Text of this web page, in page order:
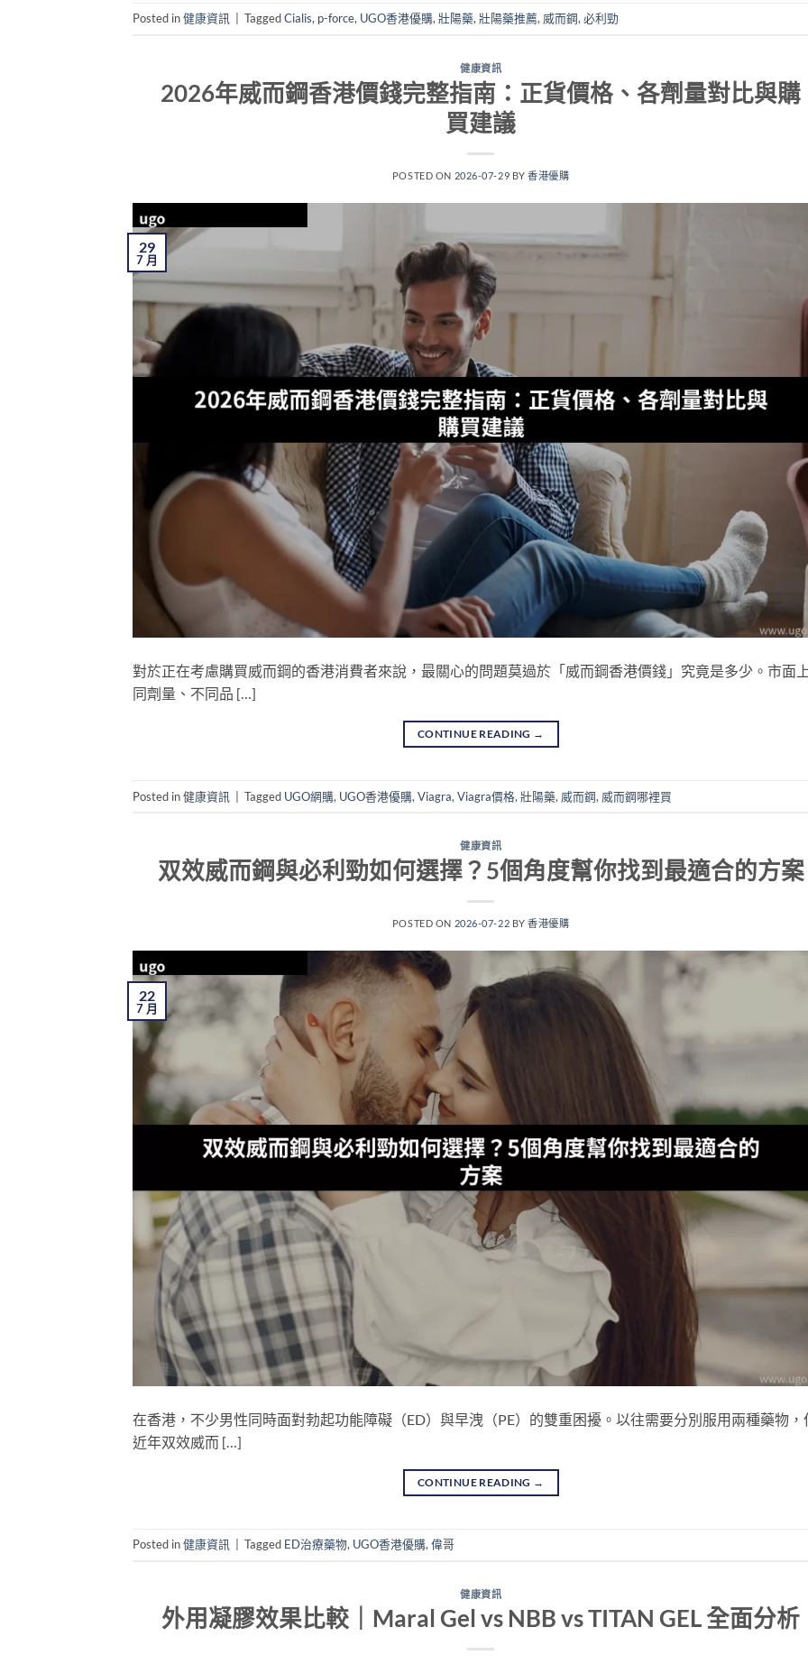
Posted in健康資訊 TaggedCialis, p-force, UGO香港優購,壯陽藥,壯陽藥推薦, 威而鋼,必利勁
健康資訊
2026年威而鋼香港價錢完整指南：正貨價格、各劑量對比與購
買建議
POSTED ON 2026-07-29 BY香港優購
29
7 月
對於正在考慮購買威而鋼的香港消費者來說，最關心的問題莫過於「威而鋼香港價錢」究竟是多少。市面
同劑量、不同品 […]
CONTINUE READING →
Posted in健康資訊 Tagged UGO網購, UGO香港優購, Viagra, Viagra價格, 壯陽藥, 威而鋼, 威而鋼哪裡買
健康資訊
双效威而鋼與必利勁如何選擇？5個角度幫你找到最適合的方案
POSTED ON 2026-07-22 BY香港優購
22
7 月
在香港，不少男性同時面對勃起功能障礙（ED）與早洩（PE）的雙重困擾。以往需要分別服用兩種藥物，
近年双效威而 […]
CONTINUE READING →
Posted in健康資訊 Tagged ED治療藥物, UGO香港優購, 偉哥
健康資訊
外用凝膠效果比較｜Maral Gel vs NBB vs TITAN GEL 全面分析